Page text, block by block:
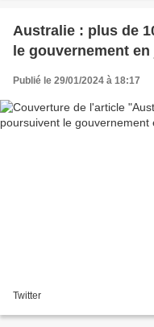
Australie : plus de
le gouvernement
Publié le 29/01/2024 à 18:17
Twitter